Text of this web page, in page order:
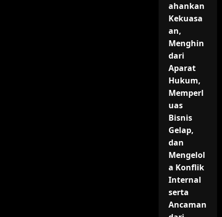
ahankan
Kekuasa
an,
Menghin
dari
Aparat
Hukum,
Memperl
uas
Bisnis
Gelap,
dan
Mengelol
a Konflik
Internal
serta
Ancaman